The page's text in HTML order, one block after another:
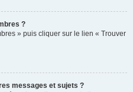
?
» puis cliquer sur le lien « Trouver
messages et sujets ?